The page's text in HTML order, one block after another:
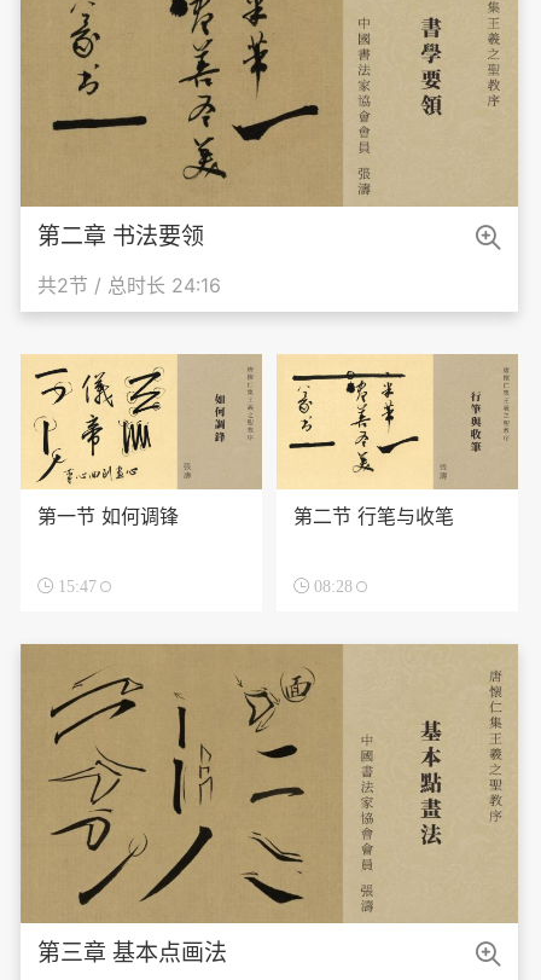
第二章 书法要领
共2节 / 总时长 24:16

第一节 如何调锋
 15:47
第二节 行笔与收笔
 08:28
第三章 基本点画法 